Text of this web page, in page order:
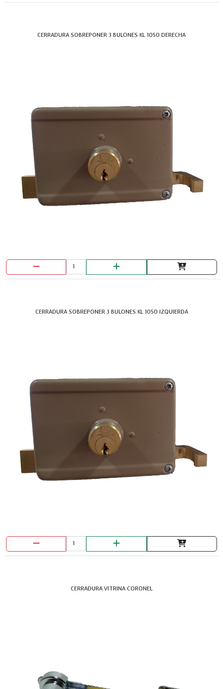
CERRADURA SOBREPONER 3 BULONES KL 1050 DERECHA
CERRADURA SOBREPONER 3 BULONES KL 1050 IZQUIERDA
CERRADURA VITRINA CORONEL